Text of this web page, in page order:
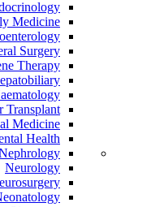
Medicine
Surgery
Therapy
Transplant
Medicine
Health
Neurology